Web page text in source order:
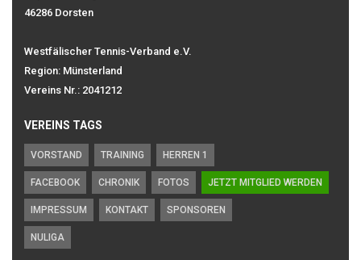
46286 Dorsten
Westfälischer Tennis-Verband e.V.
Region: Münsterland
Vereins Nr.: 2041212
VEREINS TAGS
VORSTAND TRAINING HERREN 1
FACEBOOK CHRONIK FOTOS JETZT MITGLIED WERDEN
IMPRESSUM KONTAKT SPONSOREN
NULIGA